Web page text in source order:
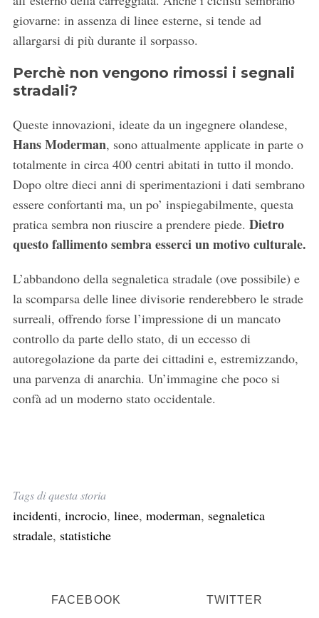
giovarne: in assenza di linee esterne, si tende ad
allargarsi di più durante il sorpasso.
Perchè non vengono rimossi i segnali
stradali?
Queste innovazioni, ideate da un ingegnere olandese,
Hans Moderman, sono attualmente applicate in parte o
totalmente in circa 400 centri abitati in tutto il mondo.
Dopo oltre dieci anni di sperimentazioni i dati sembrano
essere confortanti ma, un po’ inspiegabilmente, questa
pratica sembra non riuscire a prendere piede. Dietro
questo fallimento sembra esserci un motivo culturale.
L’abbandono della segnaletica stradale (ove possibile) e
la scomparsa delle linee divisorie renderebbero le strade
surreali, offrendo forse l’impressione di un mancato
controllo da parte dello stato, di un eccesso di
autoregolazione da parte dei cittadini e, estremizzando,
una parvenza di anarchia. Un’immagine che poco si
confà ad un moderno stato occidentale.
Tags di questa storia
incidenti, incrocio, linee, moderman, segnaletica
stradale, statistiche
FACEBOOK TWITTER
e